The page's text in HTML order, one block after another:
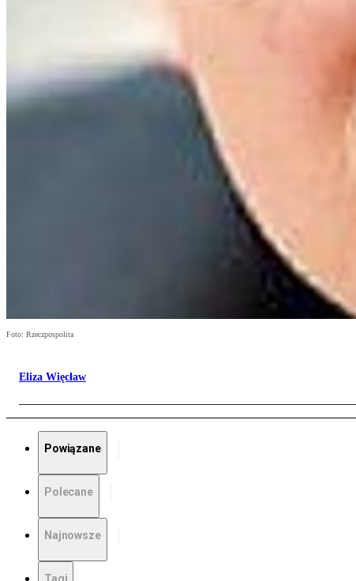
Foto: Rzeczpospolita
Eliza Więcław
Powiązane
Polecane
Najnowsze